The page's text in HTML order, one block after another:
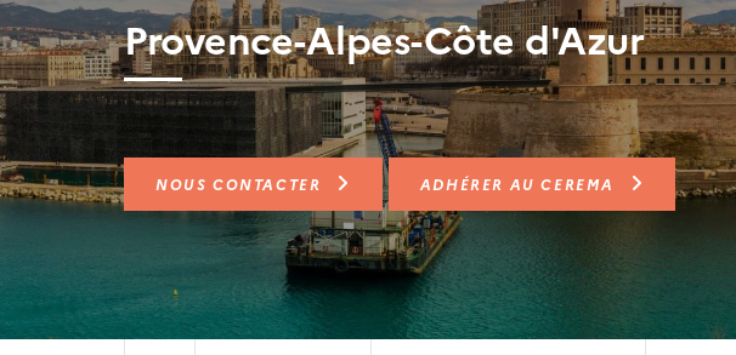
Provence-Alpes-Côte d'Azur
NOUS CONTACTER ADHÉRER AU CEREMA